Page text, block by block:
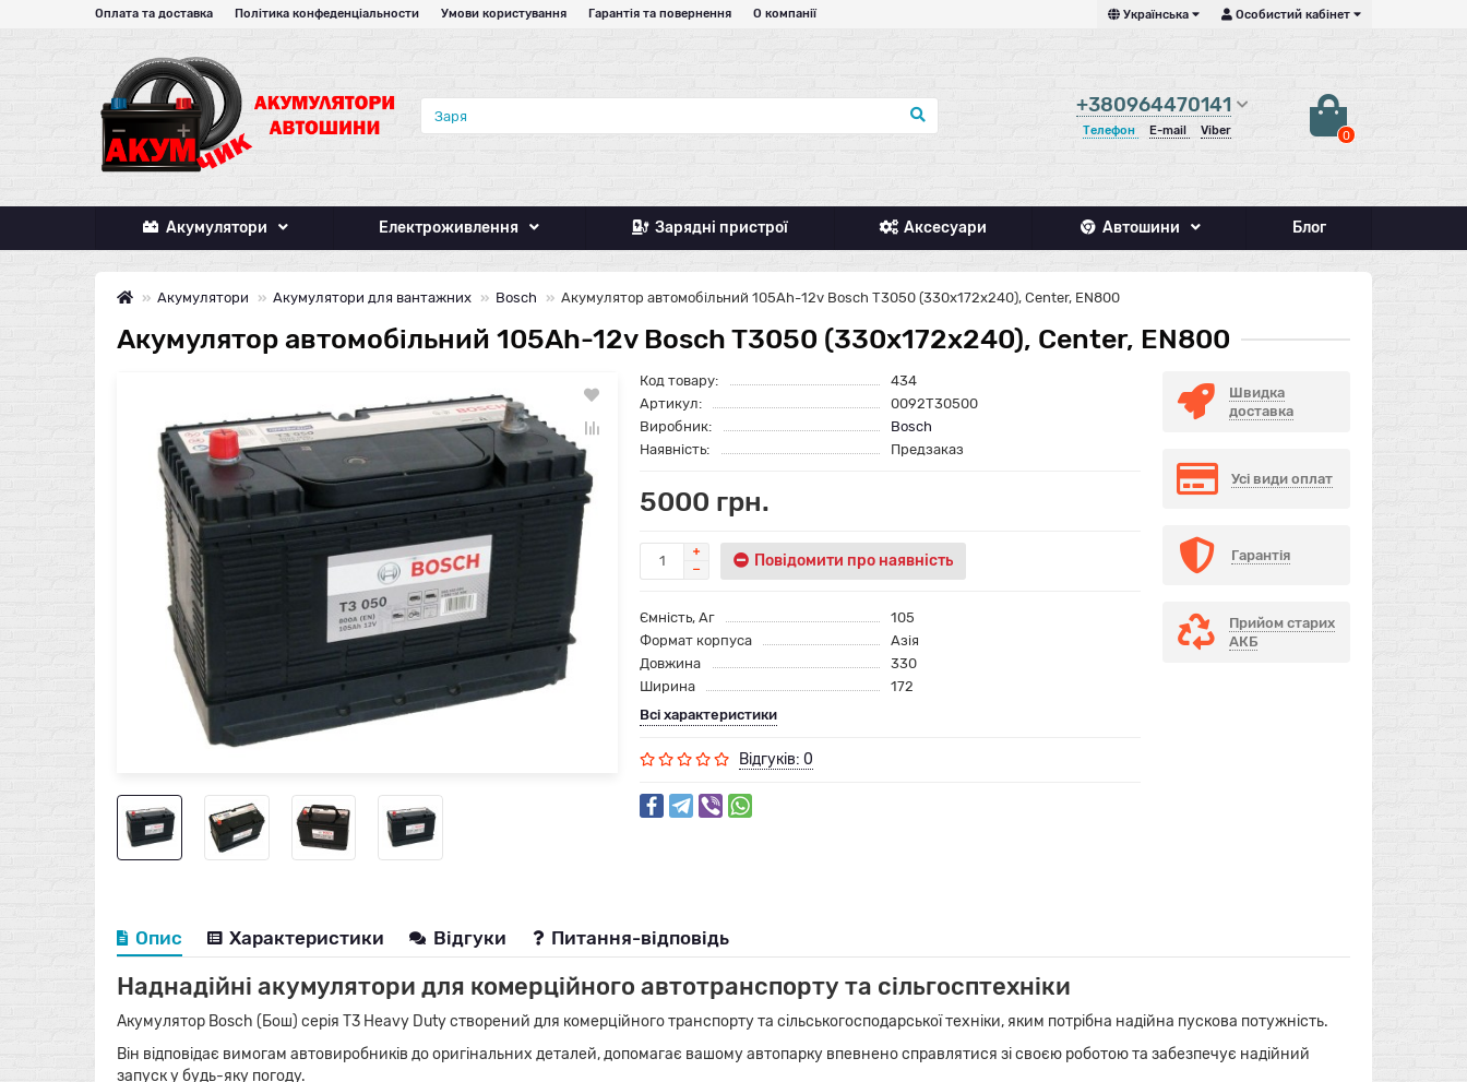
Особистий кабінет
Українська
Оплата та доставка Політика конфеденціальности Умови користування Гарантія та повернення О компанії
+380964470141
Телефон E-mail Viber 0
Акумулятори Електроживлення Зарядні пристрої Аксесуари Автошини Блог
Акумулятори Акумулятори для вантажних Bosch Акумулятор автомобільний 105Ah-12v Bosch T3050 (330x172x240), Center, EN800
Акумулятор автомобільний 105Ah-12v Bosch T3050 (330x172x240), Center, EN800
Код товару:
434
Артикул:
0092T30500
Виробник:
Bosch
Наявність:
Предзаказ
5000 грн.
Повідомити про наявність
Ємність, Аг
105
Формат корпуса
Азія
Довжина
330
Ширина
172
Всі характеристики
Відгуків: 0
Швидка
доставка
Усі види оплат
Гарантія
Прийом старих
АКБ
Опис Характеристики Відгуки Питання-відповідь
Наднадійні акумулятори для комерційного автотранспорту та сільгосптехніки
Акумулятор Bosch (Бош) серія T3 Heavy Duty створений для комерційного транспорту та сільськогосподарської техніки, яким потрібна надійна пускова потужність.
Він відповідає вимогам автовиробників до оригінальних деталей, допомагає вашому автопарку впевнено справлятися зі своєю роботою та забезпечує надійний
запуск у будь-яку погоду.